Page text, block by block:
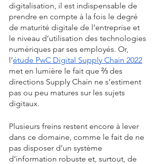
digitalisation, il est indispensable de
prendre en compte à la fois le degré
de maturité digitale de l’entreprise et
le niveau d’utilisation des technologies
numériques par ses employés. Or,
l’étude PwC Digital Supply Chain 2022
met en lumière le fait que ⅔ des
directions Supply Chain ne s’estiment
pas ou peu matures sur les sujets
digitaux.
Plusieurs freins restent encore à lever
dans ce domaine, comme le fait de ne
pas disposer d’un système
d’information robuste et, surtout, de